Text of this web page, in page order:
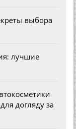
выбора
лучшие
догляду за